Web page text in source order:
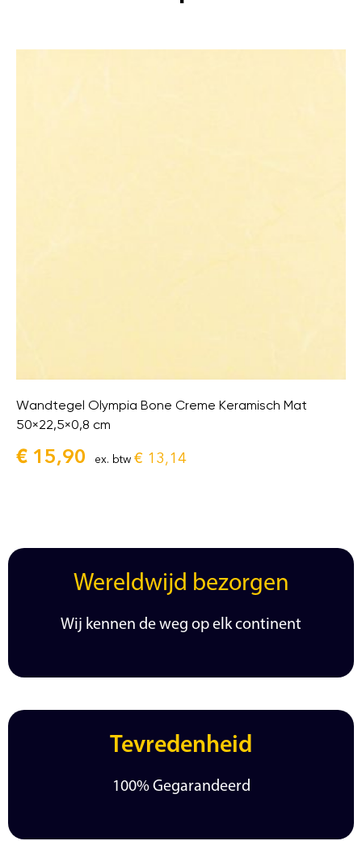
Wandtegel Olympia Bone Creme Keramisch Mat
50×22,5×0,8 cm
€ 15,90 ex. btw € 13,14
Wereldwijd bezorgen
Wij kennen de weg op elk continent
Tevredenheid
100% Gegarandeerd